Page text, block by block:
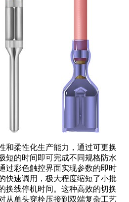
和柔性化生产能力，通过可更换
短的时间即可完成不同规格防水
过彩色触控界面实现参数的即时
快速调用，极大程度缩短了小批
换线停机时间。这种高效的切换
从单头穿栓压接到双端复杂工艺